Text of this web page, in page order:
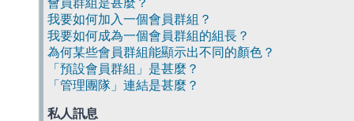
會員群組是甚麼？
我要如何加入一個會員群組？
我要如何成為一個會員群組的組長？
為何某些會員群組能顯示出不同的顏色？
「預設會員群組」是甚麼？
「管理團隊」連結是甚麼？
私人訊息